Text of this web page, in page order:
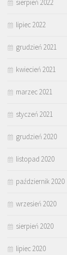
sierpień 2022
lipiec 2022
grudzień 2021
kwiecień 2021
marzec 2021
styczeń 2021
grudzień 2020
listopad 2020
październik 2020
wrzesień 2020
sierpień 2020
lipiec 2020